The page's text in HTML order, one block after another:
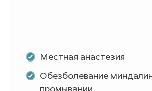
Местная анастезия
Обезболевание
промывании